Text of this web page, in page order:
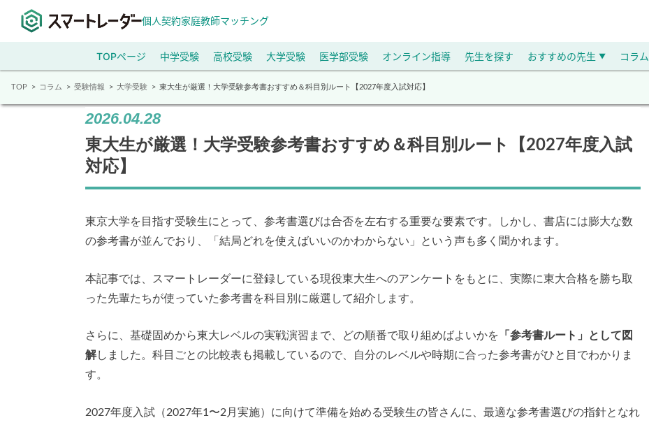
個人契約家庭教師マッチング
TOPページ 中学受験 高校受験 大学受験 医学部受験 オンライン指導 先生を探す おすすめの先生 ▼ コラム
TOP コラム 受験情報 大学受験 東大生が厳選！大学受験参考書おすすめ＆科目別ルート【2027年度入試対応】
2026.04.28
東大生が厳選！大学受験参考書おすすめ＆科目別ルート【2027年度入試
対応】
東京大学を目指す受験生にとって、参考書選びは合否を左右する重要な要素です。しかし、書店には膨大な数
の参考書が並んでおり、「結局どれを使えばいいのかわからない」という声も多く聞かれます。
本記事では、スマートレーダーに登録している現役東大生へのアンケートをもとに、実際に東大合格を勝ち取
った先輩たちが使っていた参考書を科目別に厳選して紹介します。
さらに、基礎固めから東大レベルの実戦演習まで、どの順番で取り組めばよいかを 「参考書ルート」として図
解しました。科目ごとの比較表も掲載しているので、自分のレベルや時期に合った参考書がひと目でわかりま
す。
2027年度入試（2027年1〜2月実施）に向けて準備を始める受験生の皆さんに、最適な参考書選びの指針となれ